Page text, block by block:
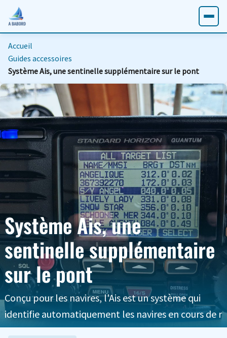
Accueil
Guides accessoires
Système Ais, une sentinelle supplémentaire sur le pont
Système Ais, une
sentinelle supplémentaire
sur le pont
Conçu pour les navires, l'Ais est un système qui
identifie automatiquement les navires en cours de r